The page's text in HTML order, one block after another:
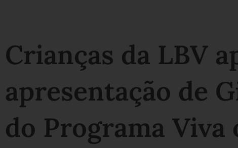
Crianças da LBV
apresentação de
do Programa Viva